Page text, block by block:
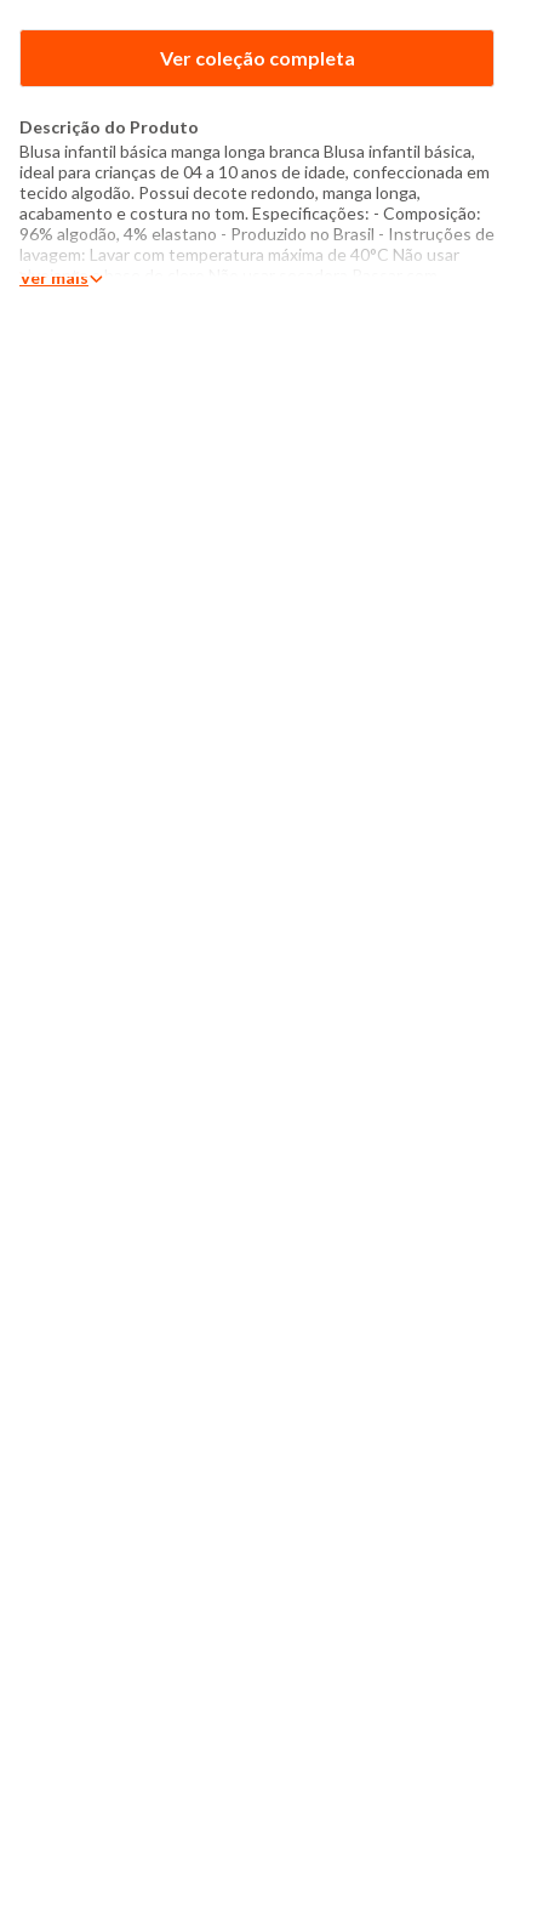
Ver coleção completa
Descrição do Produto
Blusa infantil básica manga longa branca Blusa infantil básica,
ideal para crianças de 04 a 10 anos de idade, confeccionada em
tecido algodão. Possui decote redondo, manga longa,
acabamento e costura no tom. Especificações: - Composição:
96% algodão, 4% elastano - Produzido no Brasil - Instruções de
lavagem: Lavar com temperatura máxima de 40°C Não usar
alvejante a base de cloro Não usar secadora Passar com
Ver mais